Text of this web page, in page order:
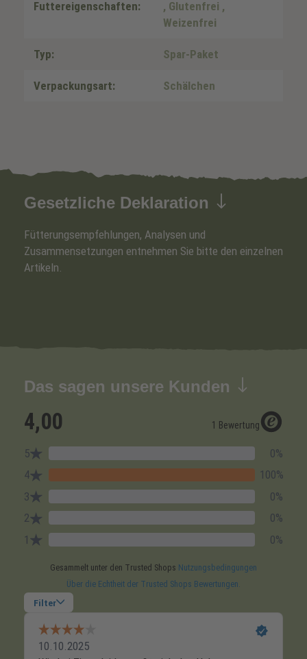
Futtereigenschaften: , Glutenfrei ,
Weizenfrei
Typ: Spar-Paket
Verpackungsart: Schälchen
Gesetzliche Deklaration
Fütterungsempfehlungen, Analysen und
Zusammensetzungen entnehmen Sie bitte den einzelnen
Artikeln.
Das sagen unsere Kunden